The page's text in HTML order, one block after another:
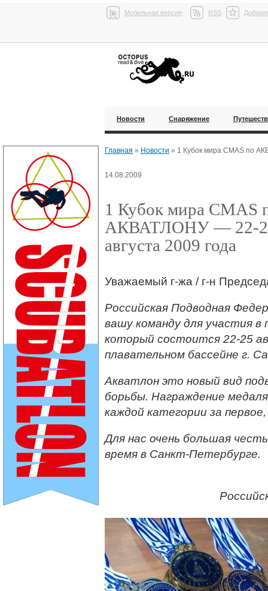
Мобильная версия RSS
Новости Снаряжение
Главная » Новости » 1 Кубок мира CMAS по
14.08.2009
1 Кубок мира CMAS
АКВАТЛОНУ — 22-
августа 2009 года
Уважаемый г-жа / г-н
Российская Подводная
вашу команду для участия в
который состоится 22-25
плавательном бассейне г.
Акватлон это новый вид
борьбы. Награждение
каждой категории за
Для нас очень большая
время в Санкт-Петербурге.